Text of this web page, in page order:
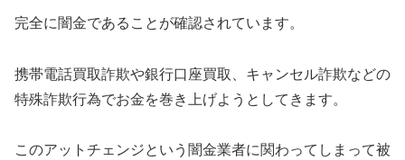
完全に闇金であることが確認されています。
携帯電話買取詐欺や銀行口座買取、キャンセル詐欺などの
特殊詐欺行為でお金を巻き上げようとしてきます。
このアットチェンジという闇金業者に関わってしまって被